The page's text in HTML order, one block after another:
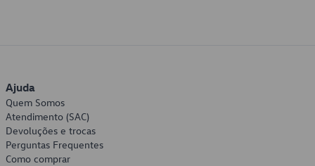
Ajuda
Quem Somos
Atendimento (SAC)
Devoluções e trocas
Perguntas Frequentes
Como comprar